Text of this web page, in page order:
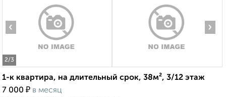
2/3
‹ ›
1-к квартира, на длительный срок, 38м², 3/12 этаж
7 000 ₽ в месяц